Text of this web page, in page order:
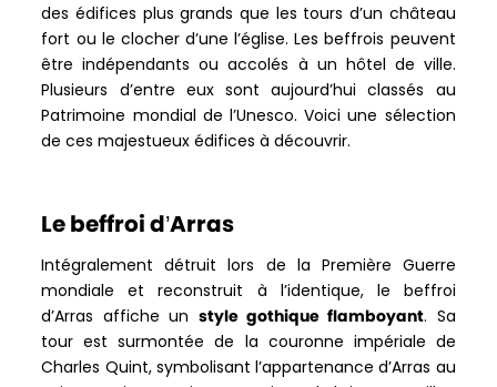
des édifices plus grands que les tours d’un château
fort ou le clocher d’une l’église. Les beffrois peuvent
être indépendants ou accolés à un hôtel de ville.
Plusieurs d’entre eux sont aujourd’hui classés au
Patrimoine mondial de l’Unesco. Voici une sélection
de ces majestueux édifices à découvrir.
Le beffroi d’Arras
Intégralement détruit lors de la Première Guerre
mondiale et reconstruit à l’identique, le beffroi
d’Arras affiche un style gothique flamboyant. Sa
tour est surmontée de la couronne impériale de
Charles Quint, symbolisant l’appartenance d’Arras au